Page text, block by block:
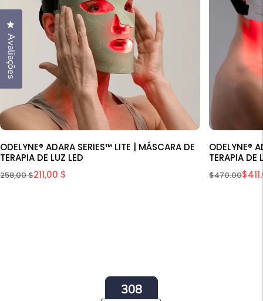
ODELYNE® ADARA SERIES™ LITE | MÁSCARA DE
TERAPIA DE LUZ LED
258,00 $211,00 $
ODELYNE®
TERAPIA DE
$470.00
308
Avaliações
Clique para abrir a caixa de diálogo de avaliações